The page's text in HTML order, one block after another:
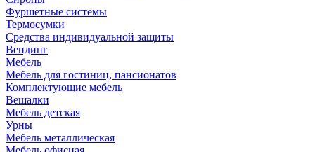
Фуршетные системы
Термосумки
Средства индивидуальной защиты
Вендинг
Мебель
Мебель для гостиниц, пансионатов
Комплектующие мебель
Вешалки
Мебель детская
Урны
Мебель металлическая